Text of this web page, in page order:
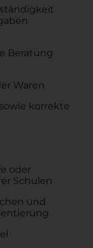
Beratung
Waren
korrekte
oder
Schulen
und